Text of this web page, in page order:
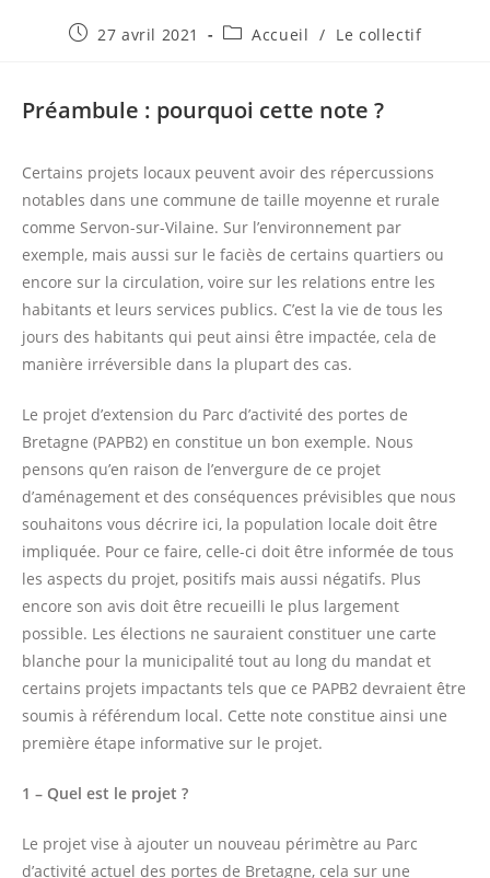
Publication
27 avril 2021
PostAccueil / Le collectif
Préambule : pourquoi cette note ?
Certains projets locaux peuvent avoir des répercussions
notables dans une commune de taille moyenne et rurale
comme Servon-sur-Vilaine. Sur l’environnement par
exemple, mais aussi sur le faciès de certains quartiers ou
encore sur la circulation, voire sur les relations entre les
habitants et leurs services publics. C’est la vie de tous les
jours des habitants qui peut ainsi être impactée, cela de
manière irréversible dans la plupart des cas.
Le projet d’extension du Parc d’activité des portes de
Bretagne (PAPB2) en constitue un bon exemple. Nous
pensons qu’en raison de l’envergure de ce projet
d’aménagement et des conséquences prévisibles que nous
souhaitons vous décrire ici, la population locale doit être
impliquée. Pour ce faire, celle-ci doit être informée de tous
les aspects du projet, positifs mais aussi négatifs. Plus
encore son avis doit être recueilli le plus largement
possible. Les élections ne sauraient constituer une carte
blanche pour la municipalité tout au long du mandat et
certains projets impactants tels que ce PAPB2 devraient être
soumis à référendum local. Cette note constitue ainsi une
première étape informative sur le projet.
1 – Quel est le projet ?
Le projet vise à ajouter un nouveau périmètre au Parc
d’activité actuel des portes de Bretagne, cela sur une